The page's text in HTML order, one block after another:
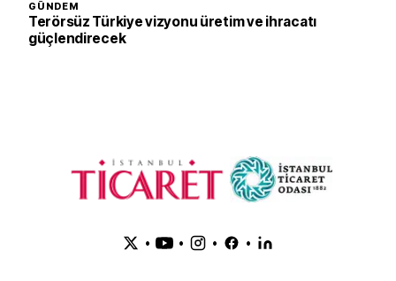
GÜNDEM
Terörsüz Türkiye vizyonu üretim ve ihracatı
güçlendirecek
• • • •